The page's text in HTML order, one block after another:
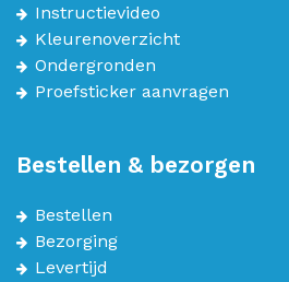
Instructievideo
Kleurenoverzicht
Ondergronden
Proefsticker aanvragen
Bestellen & bezorgen
Bestellen
Bezorging
Levertijd